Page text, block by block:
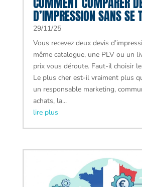
D’IMPRESSION SANS SE
29/11/25
Vous recevez deux devis
même catalogue, une PLV ou un
prix vous déroute. Faut-il choisir
Le plus cher est-il vraiment plus
un responsable marketing,
achats, la...
lire plus